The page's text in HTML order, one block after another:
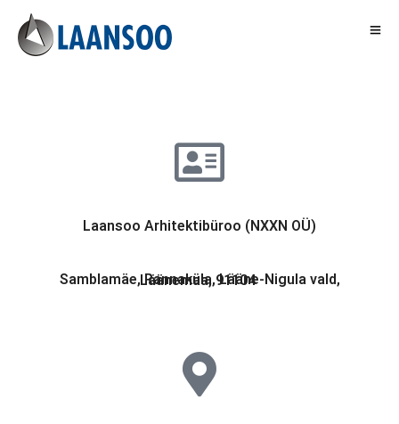
Laansoo Arhitektibüroo (NXXN OÜ)
Samblamäe, Rannaküla, Lääne-Nigula vald, Läänemaa, 91104